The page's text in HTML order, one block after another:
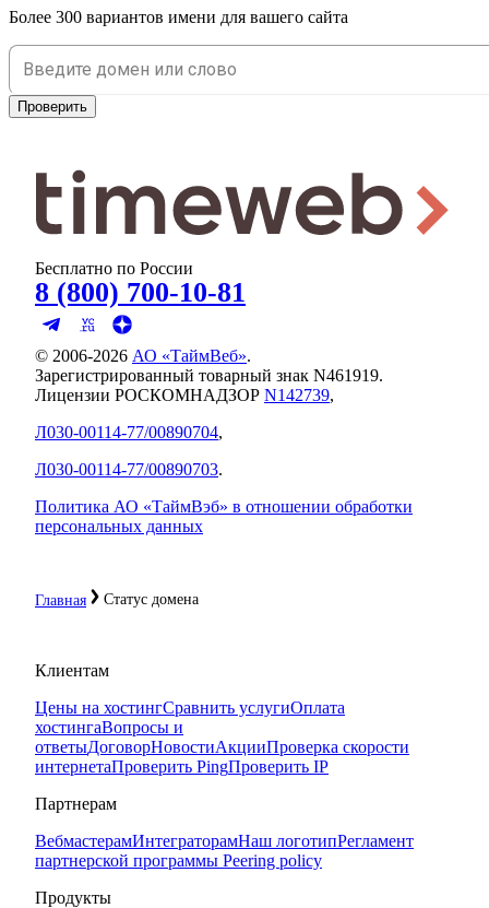
Более 300 вариантов имени для вашего сайта
Проверить
Главная Статус домена
Бесплатно по России
8 (800) 700-10-81
© 2006-2026 АО «ТаймВеб».
Зарегистрированный товарный знак N461919.
Лицензии РОСКОМНАДЗОР N142739,
Л030-00114-77/00890704,
Л030-00114-77/00890703.
Политика АО «ТаймВэб» в отношении обработки
персональных данных
Клиентам
Цены на хостингСравнить услугиОплата
хостингаВопросы и
ответыДоговорНовостиАкцииПроверка скорости
интернетаПроверить PingПроверить IP
Партнерам
ВебмастерамИнтеграторамНаш логотипРегламент
партнерской программы Peering policy
Продукты